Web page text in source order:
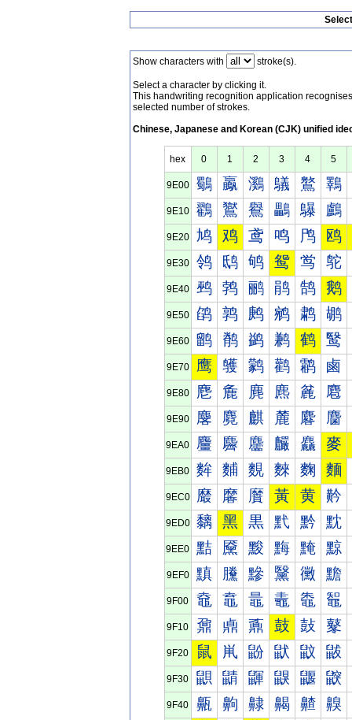
Show characters with stroke(s).
Select a character by clicking it.
This handwriting recognition application
selected number of strokes.
Chinese, Japanese and Korean (CJK) unified
hex 0 1 2 3 4 5
9E00 鸀 鸁 鸂 鸃 鸄 鸅
9E10 鸐 鸑 鸒 鸓 鸔 鸕
9E20 鸠 鸡 鸢 鸣 鸤 鸥
9E30 鸰 鸱 鸲 鸳 鸴 鸵
9E40 鹀 鹁 鹂 鹃 鹄 鹅
9E50 鹐 鹑 鹒 鹓 鹔 鹕
9E60 鹠 鹡 鹢 鹣 鹤 鹥
9E70 鹰 鹱 鹲 鹳 鹴 鹵
9E80 麀 麁 麂 麃 麄 麅
9E90 麐 麑 麒 麓 麔 麕
9EA0 麠 麡 麢 麣 麤 麥
9EB0 麰 麱 麲 麳 麴 麵
9EC0 黀 黁 黂 黃 黄 黅
9ED0 黐 黑 黒 黓 黔 黕
9EE0 黠 黡 黢 黣 黤 黥
9EF0 黰 黱 黲 黳 黴 黵
9F00 鼀 鼁 鼂 鼃 鼄 鼅
9F10 鼐 鼑 鼒 鼓 鼔 鼕
9F20 鼠 鼡 鼢 鼣 鼤 鼥
9F30 鼰 鼱 鼲 鼳 鼴 鼵
9F40 齀 齁 齂 齃 齄 齅